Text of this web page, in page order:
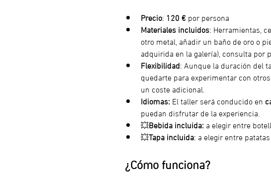
Precio: 120 € por persona
Materiales incluidos: Herramientas,
otro metal, añadir un baño de oro o
adquirida en la galería), consulta por
Flexibilidad: Aunque la duración del
quedarte para experimentar con
un coste adicional.
Idiomas: El taller será conducido en
puedan disfrutar de la experiencia.
💥Bebida incluida: a elegir entre
💥Tapa incluida: a elegir entre
¿Cómo funciona?